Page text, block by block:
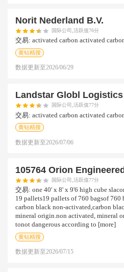
Norit Nederland B.v.
国际公司,活跃值76分
交易: activated carbon activated
黄钻精搜
数据更新至2026/06/29
Landstar Globl Logistics
国际公司,活跃值77分
交易: activated carbon activated
黄钻精搜
数据更新至2026/07/06
105764 Orion
国际公司,活跃值77分
交易: one 40' x 8' x 9'6 high cube
19 pallets19 pallets of 760 bagsof 760
carbon black non-activated,carbon
mineral origin.non activated, mineral
tonot dangerous according to [more]
黄钻精搜
数据更新至2026/07/15